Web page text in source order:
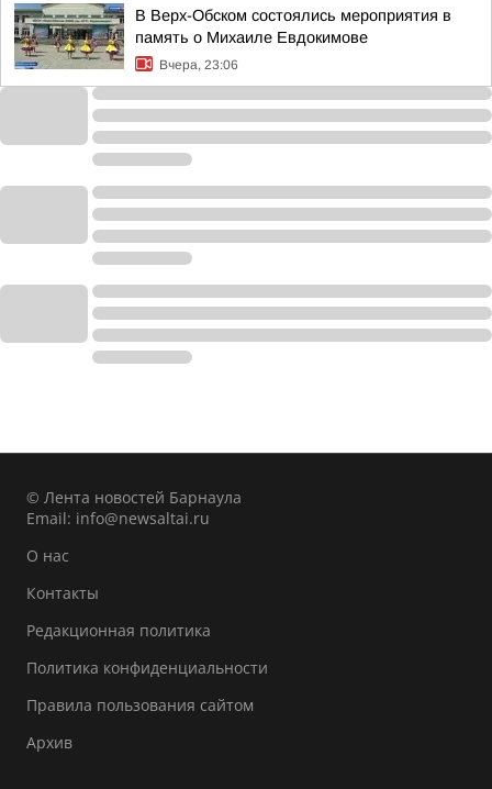
В Верх-Обском состоялись мероприятия в
память о Михаиле Евдокимове
Вчера, 23:06
© Лента новостей Барнаула
Email: info@newsaltai.ru
О нас
Контакты
Редакционная политика
Политика конфиденциальности
Правила пользования сайтом
Архив